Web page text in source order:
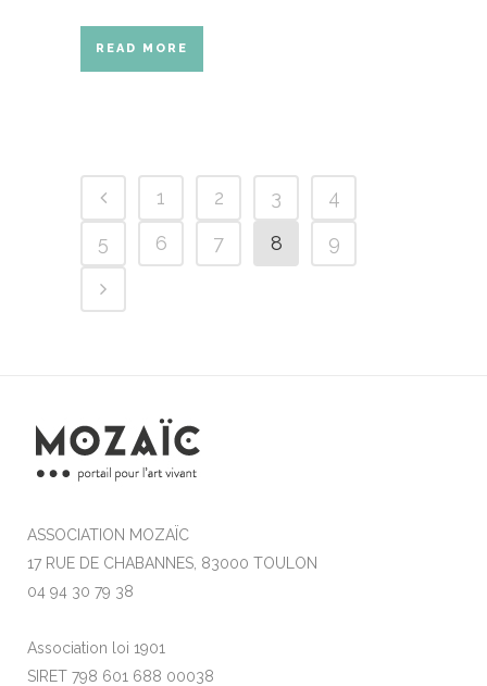
READ MORE
1 2 3
4
5
6 7 8 9
ASSOCIATION MOZAÏC
17 RUE DE CHABANNES, 83000 TOULON
04 94 30 79 38
Association loi 1901
SIRET 798 601 688 00038